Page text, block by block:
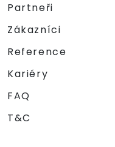
Partneři
Zákazníci
Reference
Kariéry
FAQ
T&C